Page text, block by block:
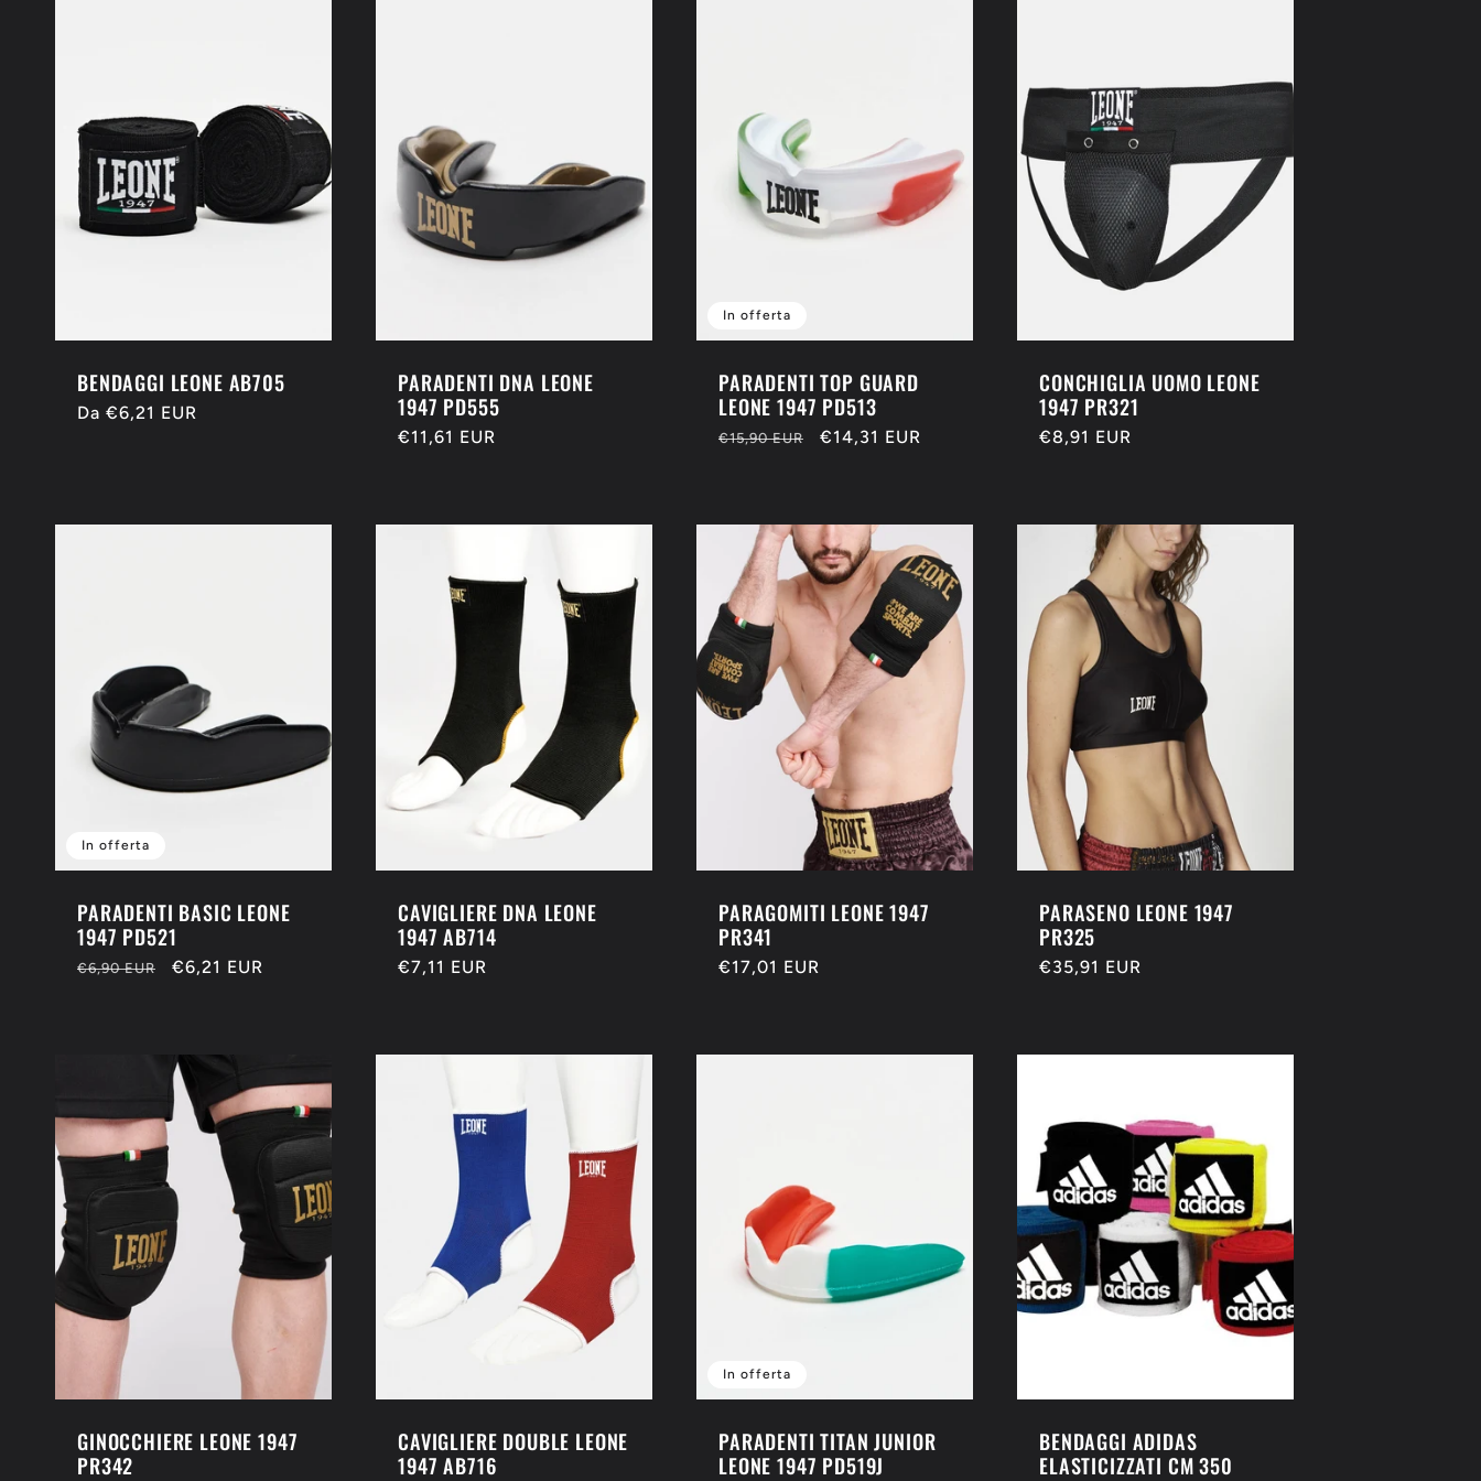
e
o
n
BENDAGGI LEONE AB705
Prezzo
Da €6,21 EUR
PARADENTI DNA LEONE
1947 PD555
Prezzo
€11,61 EUR
In offerta
PARADENTI TOP GUARD
LEONE 1947 PD513
Prezzo
€15,90 EUR
Prezzo
€14,31 EUR
CONCHIGLIA UOMO LEONE
1947 PR321
Prezzo
€8,91 EUR
In offerta
PARADENTI BASIC LEONE
1947 PD521
Prezzo
€6,90 EUR
Prezzo
€6,21 EUR
CAVIGLIERE DNA LEONE
1947 AB714
Prezzo
€7,11 EUR
PARAGOMITI LEONE 1947
PR341
Prezzo
€17,01 EUR
PARASENO LEONE 1947
PR325
Prezzo
€35,91 EUR
GINOCCHIERE LEONE 1947
PR342
CAVIGLIERE DOUBLE LEONE
1947 AB716
In offerta
PARADENTI TITAN JUNIOR
LEONE 1947 PD519J
BENDAGGI ADIDAS
ELASTICIZZATI CM 350